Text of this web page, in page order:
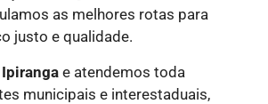
as melhores rotas para
justo e qualidade.
e atendemos toda
municipais e interestaduais,